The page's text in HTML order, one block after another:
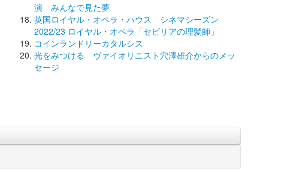
演 みんなで見た夢
英国ロイヤル・オペラ・ハウス シネマシーズン
2022/23 ロイヤル・オペラ「セビリアの理髪師」
コインランドリーカタルシス
光をみつける ヴァイオリニスト穴澤雄介からのメッ
セージ